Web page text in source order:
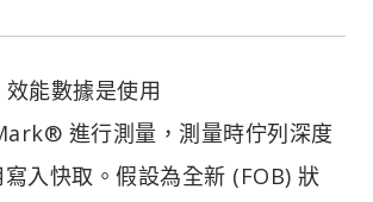
能數據是使用
進行測量，測量時佇列深度
入快取。假設為全新 (FOB) 狀